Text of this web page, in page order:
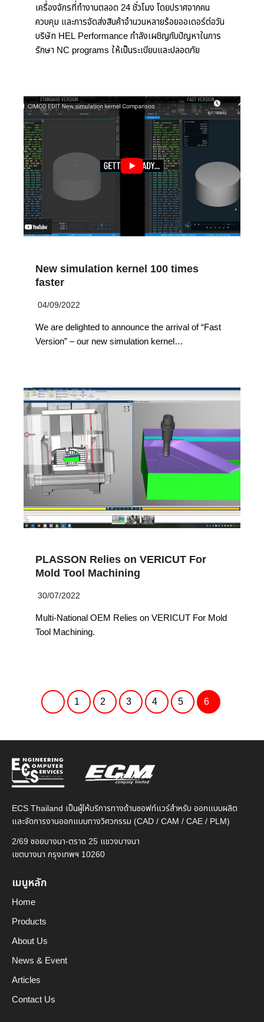
เครื่องจักรที่ทำงานตลอด 24 ชั่วโมง โดยปราศจากคน
ควบคุม และการจัดส่งสินค้าจำนวนหลายร้อยออเดอร์ต่อวัน
บริษัท HEL Performance กำลังเผชิญกับปัญหาในการ
รักษา NC programs ให้เป็นระเบียบและปลอดภัย
New simulation kernel 100 times
faster
04/09/2022
We are delighted to announce the arrival of “Fast
Version” – our new simulation kernel…
PLASSON Relies on VERICUT For
Mold Tool Machining
30/07/2022
Multi-National OEM Relies on VERICUT For Mold
Tool Machining.
1 2 3 4 5 6
ECS Thailand เป็นผู้ให้บริการทางด้านซอฟท์แวร์สำหรับ ออกแบบผลิต
และจัดการงานออกแบบทางวิศวกรรม (CAD / CAM / CAE / PLM)
2/69 ซอยบางนา-ตราด 25 แขวงบางนา
เขตบางนา กรุงเทพฯ 10260
เมนูหลัก
Home
Products
About Us
News & Event
Articles
Contact Us